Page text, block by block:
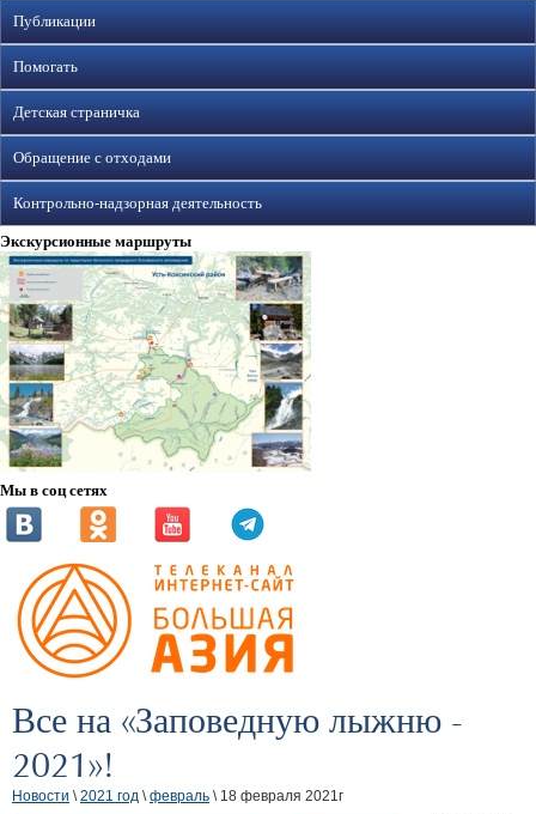
Публикации
Помогать
Детская страничка
Обращение с отходами
Контрольно-надзорная деятельность
Экскурсионные маршруты
Мы в соц сетях
Все на «Заповедную лыжню -
2021»!
Новости \2021 год \февраль \ 18 февраля 2021г